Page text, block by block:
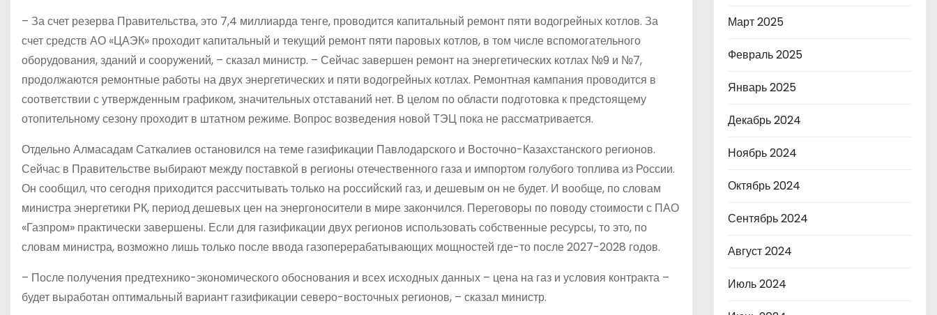
– За счет резерва Правительства, это 7,4 миллиарда тенге, проводится капитальный ремонт пяти водогрейных котлов. За
счет средств АО «ЦАЭК» проходит капитальный и текущий ремонт пяти паровых котлов, в том числе вспомогательного
оборудования, зданий и сооружений, – сказал министр. – Сейчас завершен ремонт на энергетических котлах №9 и №7,
продолжаются ремонтные работы на двух энергетических и пяти водогрейных котлах. Ремонтная кампания проводится в
соответствии с утвержденным графиком, значительных отставаний нет. В целом по области подготовка к предстоящему
отопительному сезону проходит в штатном режиме. Вопрос возведения новой ТЭЦ пока не рассматривается.
Отдельно Алмасадам Саткалиев остановился на теме газификации Павлодарского и Восточно-Казахстанского регионов.
Сейчас в Правительстве выбирают между поставкой в регионы отечественного газа и импортом голубого топлива из России.
Он сообщил, что сегодня приходится рассчитывать только на российский газ, и дешевым он не будет. И вообще, по словам
министра энергетики РК, период дешевых цен на энергоносители в мире закончился. Переговоры по поводу стоимости с ПАО
«Газпром» практически завершены. Если для газификации двух регионов использовать собственные ресурсы, то это, по
словам министра, возможно лишь только после ввода газоперерабатывающих мощностей где-то после 2027-2028 годов.
– После получения предтехнико-экономического обоснования и всех исходных данных – цена на газ и условия контракта –
будет выработан оптимальный вариант газификации северо-восточных регионов, – сказал министр.
Март 2025
Февраль 2025
Январь 2025
Декабрь 2024
Ноябрь 2024
Октябрь 2024
Сентябрь 2024
Август 2024
Июль 2024